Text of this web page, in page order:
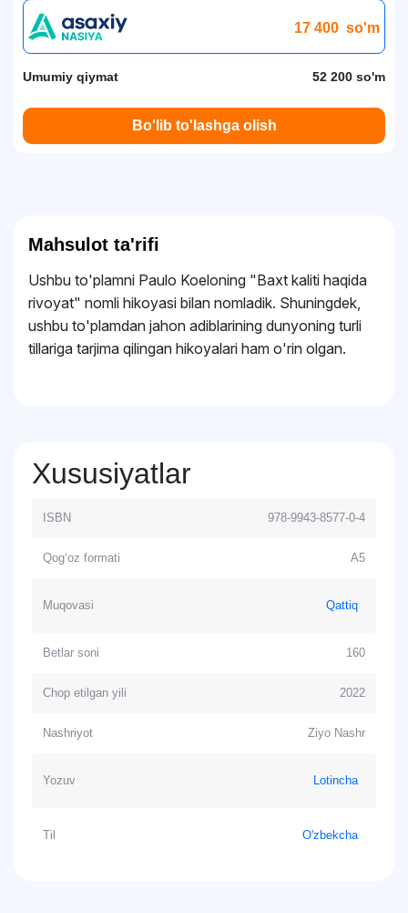
17 400 so'm
Umumiy qiymat 52 200 so'm
Bo'lib to'lashga olish
Mahsulot ta'rifi
Ushbu to'plamni Paulo Koeloning "Baxt kaliti haqida
rivoyat" nomli hikoyasi bilan nomladik. Shuningdek,
ushbu to'plamdan jahon adiblarining dunyoning turli
tillariga tarjima qilingan hikoyalari ham o'rin olgan.
Xususiyatlar
ISBN 978-9943-8577-0-4
Qog‘oz formati A5
Muqovasi Qattiq
Betlar soni 160
Chop etilgan yili 2022
Nashriyot Ziyo Nashr
Yozuv Lotincha
Til O'zbekcha